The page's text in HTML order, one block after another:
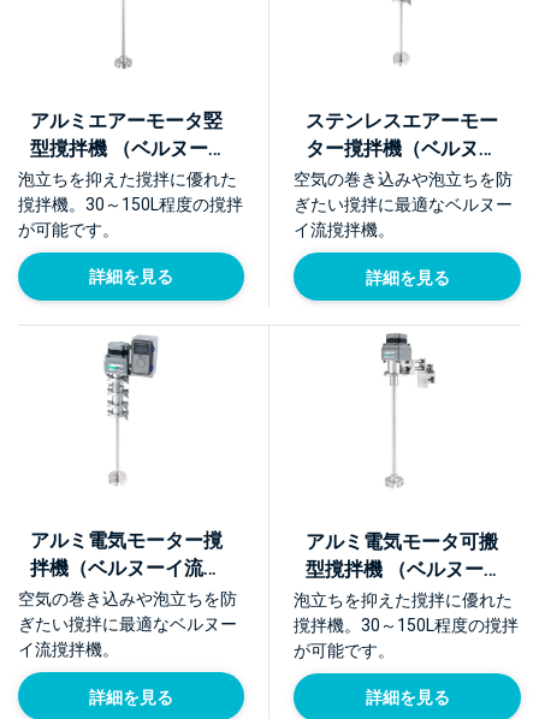
アルミエアーモータ竪
型撹拌機 （ベルヌーイ
流撹拌体BEAG E型）
【NTMA-A-SD】
泡立ちを抑えた撹拌に優れた
撹拌機。30～150L程度の撹拌
が可能です。
詳細を見る
ステンレスエアーモー
ター撹拌機（ベルヌー
イ流撹拌体BEAG E型）
【NTMA-S】
空気の巻き込みや泡立ちを防
ぎたい撹拌に最適なベルヌー
イ流撹拌機。
詳細を見る
アルミ電気モーター撹
拌機（ベルヌーイ流撹
拌体BEAG E型）
【NTME-A】
空気の巻き込みや泡立ちを防
ぎたい撹拌に最適なベルヌー
イ流撹拌機。
詳細を見る
アルミ電気モータ可搬
型撹拌機 （ベルヌーイ
流撹拌体BEAG E型）
【NTME-A-PO】
泡立ちを抑えた撹拌に優れた
撹拌機。30～150L程度の撹拌
が可能です。
詳細を見る